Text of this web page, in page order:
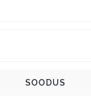
SOODUS